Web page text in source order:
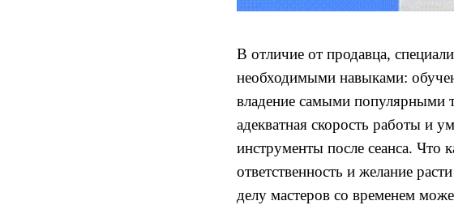
В отличие от продавца,
необходимыми навыками:
владение самыми популярными
адекватная скорость работы и
инструменты после сеанса. Что
ответственность и желание
делу мастеров со временем